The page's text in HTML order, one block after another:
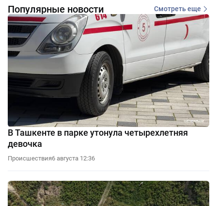
Популярные новости Смотреть еще
В Ташкенте в парке утонула четырехлетняя
девочка
Происшествия6 августа 12:36